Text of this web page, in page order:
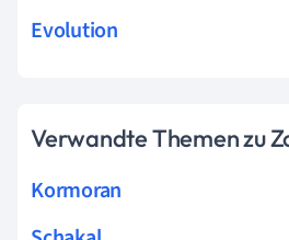
Evolution
Verwandte Themen zu
Kormoran